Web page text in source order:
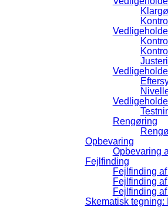
Rengøring
Opbevaring
Opbevaring
Fejlfinding
Fejlfinding
Fejlfinding
Fejlfinding
Skematisk